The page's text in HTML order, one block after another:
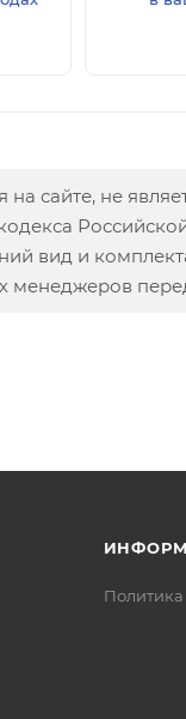
сайте, не
вид и
менеджеров
Политика